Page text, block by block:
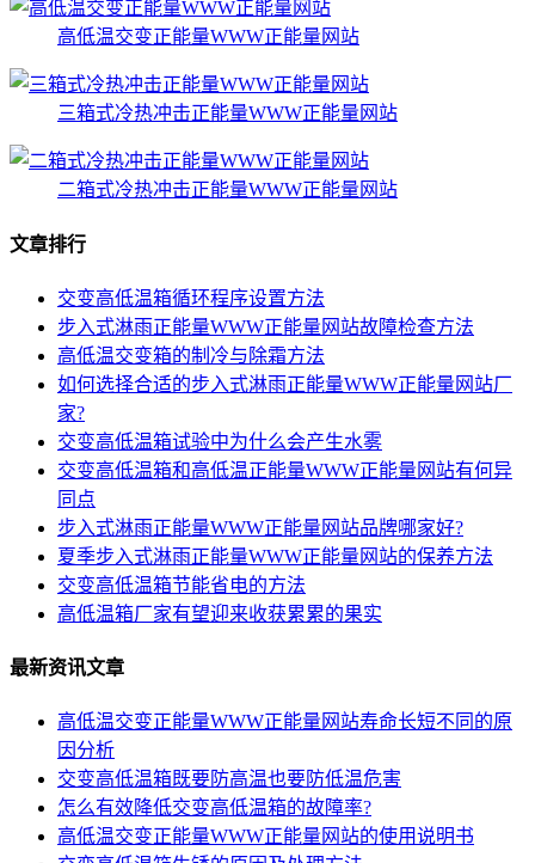
高低温交变正能量WWW正能量网站
三箱式冷热冲击正能量WWW正能量网站
二箱式冷热冲击正能量WWW正能量网站
文章排行
交变高低温箱循环程序设置方法
步入式淋雨正能量WWW正能量网站故障检查方法
高低温交变箱的制冷与除霜方法
如何选择合适的步入式淋雨正能量WWW正能量网站厂
家?
交变高低温箱试验中为什么会产生水雾
交变高低温箱和高低温正能量WWW正能量网站有何异
同点
步入式淋雨正能量WWW正能量网站品牌哪家好?
夏季步入式淋雨正能量WWW正能量网站的保养方法
交变高低温箱节能省电的方法
高低温箱厂家有望迎来收获累累的果实
最新资讯文章
高低温交变正能量WWW正能量网站寿命长短不同的原
因分析
交变高低温箱既要防高温也要防低温危害
怎么有效降低交变高低温箱的故障率?
高低温交变正能量WWW正能量网站的使用说明书